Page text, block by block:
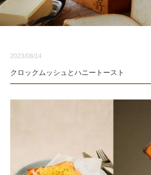
2023/08/14
クロックムッシュとハニートースト